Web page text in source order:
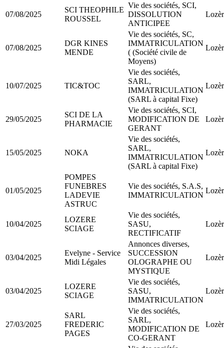
07/08/2025
SCI THEOPHILE
ROUSSEL
Vie des sociétés, SCI,
DISSOLUTION
ANTICIPEE
07/08/2025
DGR KINES
MENDE
Vie des sociétés, SC,
IMMATRICULATION
( (Société civile de
Moyens)
10/07/2025 TIC&TOC
Vie des sociétés,
SARL,
IMMATRICULATION
(SARL à capital Fixe)
29/05/2025
SCI DE LA
PHARMACIE
Vie des sociétés, SCI,
MODIFICATION DE
GERANT
15/05/2025 NOKA
Vie des sociétés,
SARL,
IMMATRICULATION
(SARL à capital Fixe)
01/05/2025
POMPES
FUNEBRES
LADEVIE
ASTRUC
Vie des sociétés, S.A.S,
IMMATRICULATION
10/04/2025
LOZERE
SCIAGE
Vie des sociétés,
SASU,
RECTIFICATIF
03/04/2025
Evelyne - Service
Midi Légales
Annonces diverses,
SUCCESSION
OLOGRAPHE OU
MYSTIQUE
03/04/2025
LOZERE
SCIAGE
Vie des sociétés,
SASU,
IMMATRICULATION
27/03/2025
SARL
FREDERIC
PAGES
Vie des sociétés,
SARL,
MODIFICATION DE
CO-GERANT